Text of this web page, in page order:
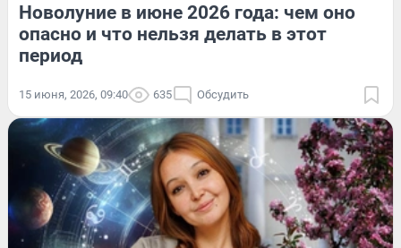
Новолуние в июне 2026 года: чем оно
опасно и что нельзя делать в этот
период
15 июня, 2026, 09:40 635 Обсудить